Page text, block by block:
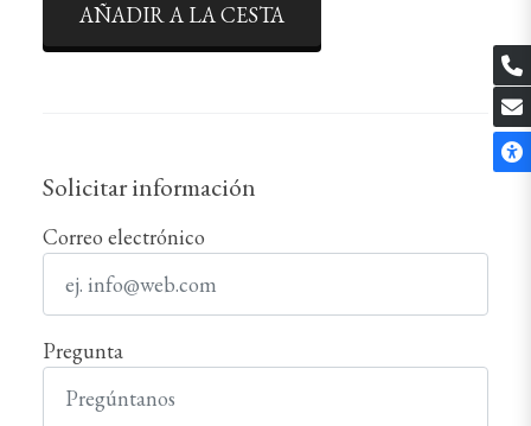
AÑADIR A LA CESTA
Solicitar información
Correo electrónico
Pregunta